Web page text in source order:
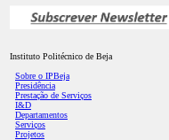
Instituto Politécnico de Beja
Sobre o IPBeja
Presidência
Prestação de Serviços
I&D
Departamentos
Serviços
Projetos